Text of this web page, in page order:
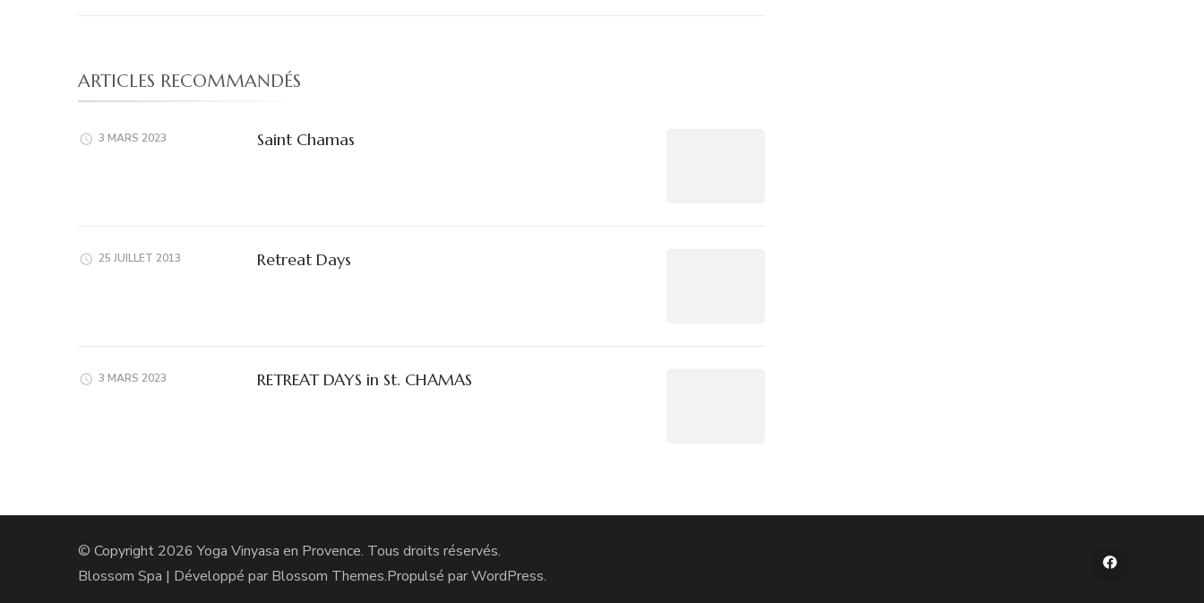
ARTICLES RECOMMANDÉS
3 MARS 2023 Saint Chamas
25 JUILLET 2013 Retreat Days
3 MARS 2023 RETREAT DAYS in St. CHAMAS
© Copyright 2026Yoga Vinyasa en Provence. Tous droits réservés.
Blossom Spa | Développé par Blossom Themes.Propulsé parWordPress.